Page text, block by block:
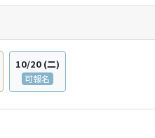
10/20 (二)
可報名